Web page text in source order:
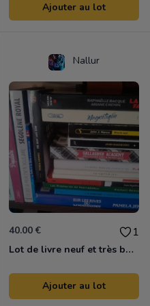
Ajouter au lot
Nallur
40.00 € 1
Lot de livre neuf et très bon état environ 112 livres
Ajouter au lot